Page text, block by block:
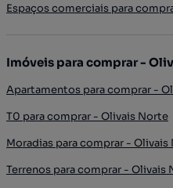
Espaços comerciais para
Imóveis para comprar -
Apartamentos para comprar -
T0 para comprar - Olivais Norte
Moradias para comprar - Olivais
Terrenos para comprar - Olivais